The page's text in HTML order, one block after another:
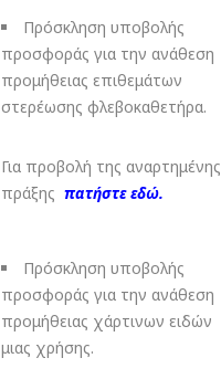
Πρόσκληση υποβολής
προσφοράς για την ανάθεση
προμήθειας επιθεμάτων
στερέωσης φλεβοκαθετήρα.
Για προβολή της αναρτημένης
πράξης πατήστε εδώ.
Πρόσκληση υποβολής
προσφοράς για την ανάθεση
προμήθειας χάρτινων ειδών
μιας χρήσης.